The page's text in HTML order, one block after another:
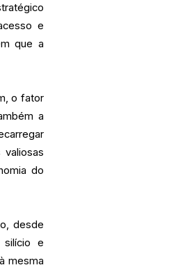
e
que a
o fator
a
do
desde
silício e
mesma